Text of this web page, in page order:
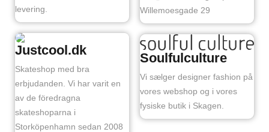
levering.
Justcool.dk
Skateshop med bra
erbjudanden. Vi har varit en
av de föredragna
skateshoparna i
Storköpenhamn sedan 2008
Willemoesgade 29
Soulfulculture
Vi sælger designer fashion på
vores webshop og i vores
fysiske butik i Skagen.